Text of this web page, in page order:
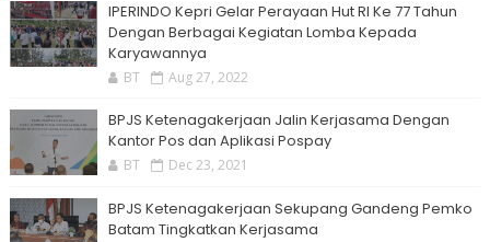
IPERINDO Kepri Gelar Perayaan Hut RI Ke 77 Tahun
Dengan Berbagai Kegiatan Lomba Kepada
Karyawannya
BT Aug 27, 2022
BPJS Ketenagakerjaan Jalin Kerjasama Dengan
Kantor Pos dan Aplikasi Pospay
BT Dec 23, 2021
BPJS Ketenagakerjaan Sekupang Gandeng Pemko
Batam Tingkatkan Kerjasama